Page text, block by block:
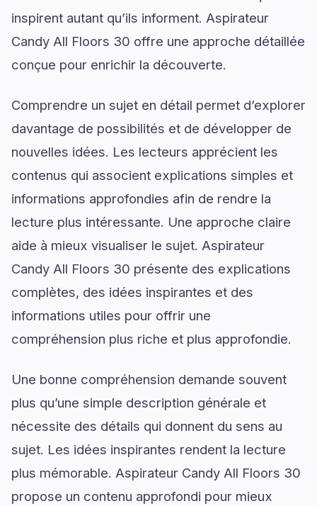
inspirent autant qu’ils informent. Aspirateur
Candy All Floors 30 offre une approche détaillée
conçue pour enrichir la découverte.
Comprendre un sujet en détail permet d’explorer
davantage de possibilités et de développer de
nouvelles idées. Les lecteurs apprécient les
contenus qui associent explications simples et
informations approfondies afin de rendre la
lecture plus intéressante. Une approche claire
aide à mieux visualiser le sujet. Aspirateur
Candy All Floors 30 présente des explications
complètes, des idées inspirantes et des
informations utiles pour offrir une
compréhension plus riche et plus approfondie.
Une bonne compréhension demande souvent
plus qu’une simple description générale et
nécessite des détails qui donnent du sens au
sujet. Les idées inspirantes rendent la lecture
plus mémorable. Aspirateur Candy All Floors 30
propose un contenu approfondi pour mieux